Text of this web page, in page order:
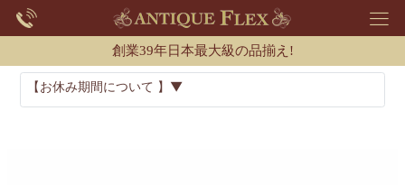
創業39年日本最大級の品揃え!
【お休み期間について 】▼